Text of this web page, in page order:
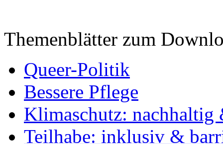
Themenblätter zum
Queer-Politik
Bessere Pflege
Klimaschutz: nachhaltig
Teilhabe: inklusiv &